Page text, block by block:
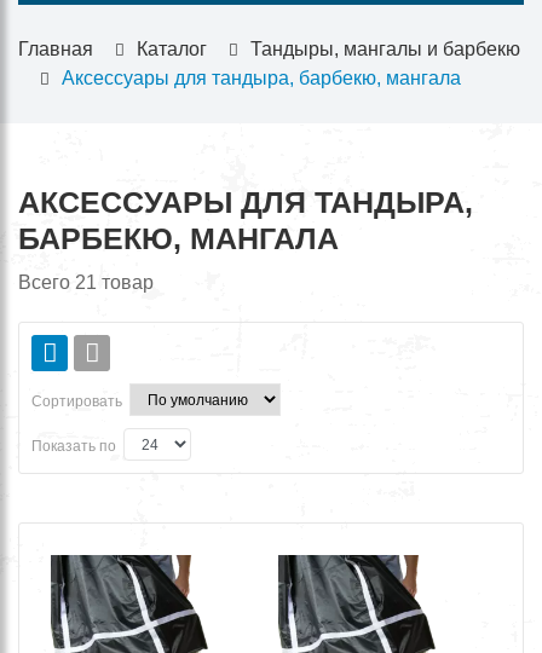
Главная Каталог
Тандыры, мангалы и барбекю
Аксессуары для тандыра, барбекю, мангала
АКСЕССУАРЫ ДЛЯ ТАНДЫРА,
БАРБЕКЮ, МАНГАЛА
Всего 21 товар
Сортировать
Показать по